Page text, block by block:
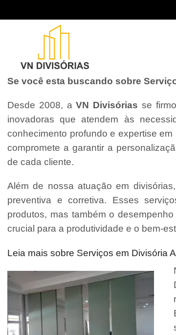
Se você esta buscando sobre
Desde 2008, aVN Divisórias se
inovadoras que atendem às
conhecimento profundo e expertise
compromete a garantir a
de cada cliente.
Além de nossa atuação em
preventiva e corretiva. Esses
produtos, mas também o
crucial para a produtividade e o bem-
Leia mais sobre Serviços em Divisória